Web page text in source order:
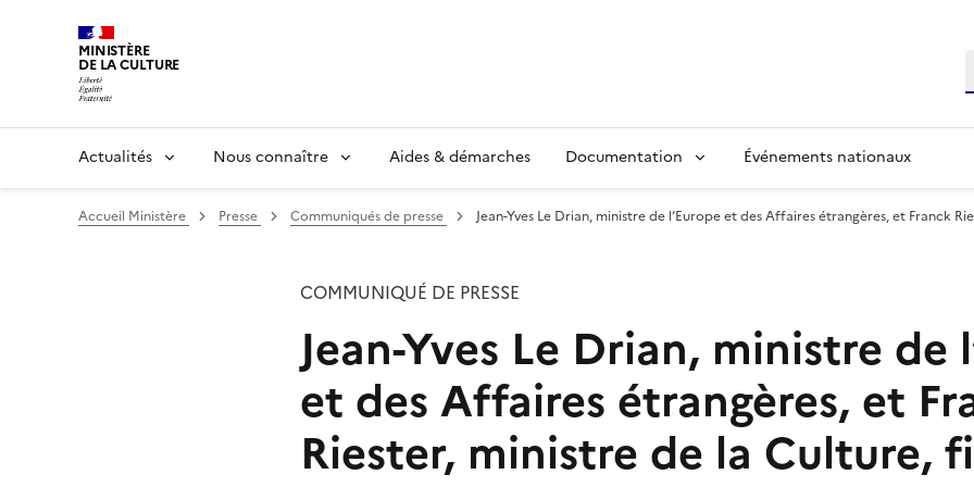
MINISTÈRE
DE LA CULTURE
Actualités Nous connaître Aides & démarches Documentation Événements nationaux
Accueil Ministère Presse Communiqués de presse Jean-Yves Le Drian, ministre de l’Europe et des Affaires étrangères, et Franck
COMMUNIQUÉ DE PRESSE
Jean-Yves Le Drian, ministre de
et des Affaires étrangères, et
Riester, ministre de la Culture,